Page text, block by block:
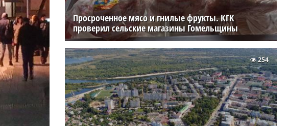
Просроченное мясо и гнилые фрукты. КГК
проверил сельские магазины Гомельщины
254